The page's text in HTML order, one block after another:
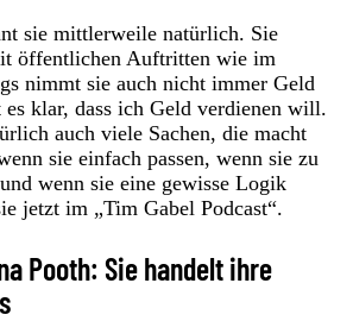
sie mittlerweile natürlich. Sie
öffentlichen Auftritten wie im
nimmt sie auch nicht immer Geld
klar, dass ich Geld verdienen will.
auch viele Sachen, die macht
sie einfach passen, wenn sie zu
wenn sie eine gewisse Logik
jetzt im „Tim Gabel Podcast“.
Pooth: Sie handelt ihre